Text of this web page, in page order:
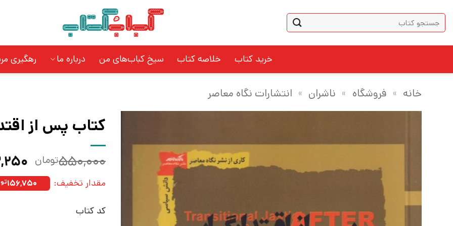
content
جستجو
برای:
خرید کتاب خلاصه کتاب سیخ کباب‌های من درباره ما رهگیری
خانه » فروشگاه » ناشران » انتشارات نگاه معاصر
کتاب پس از
۵۵۰,۰۰۰تومان
مقدار تخفیف: ۱۵۶,۷۵۰
کد کتاب